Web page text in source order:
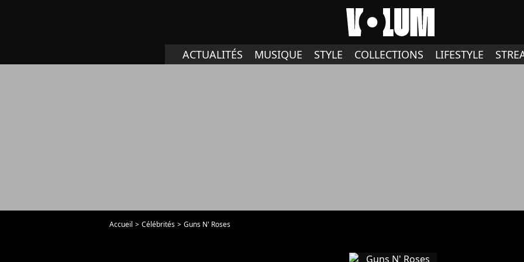
ACTUALITÉS MUSIQUE STYLE COLLECTIONS LIFESTYLE
Accueil Célébrités Guns N' Roses